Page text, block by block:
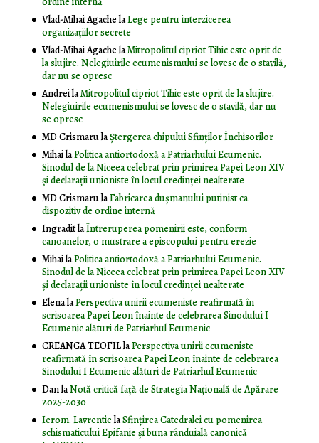
Vlad-Mihai AgachelaLege pentru interzicerea
organizaţiilor secrete
Vlad-Mihai AgachelaMitropolitul cipriot Tihic este oprit de
la slujire. Nelegiuirile ecumenismului se lovesc de o stavilă,
dar nu se opresc
AndreilaMitropolitul cipriot Tihic este oprit de la slujire.
Nelegiuirile ecumenismului se lovesc de o stavilă, dar nu
se opresc
MD CrismarulaŞtergerea chipului Sfinţilor Închisorilor
MihailaPolitica antiortodoxă a Patriarhului Ecumenic.
Sinodul de la Niceea celebrat prin primirea Papei Leon XIV
și declarații unioniste în locul credinței nealterate
MD CrismarulaFabricarea dușmanului putinist ca
dispozitiv de ordine internă
IngraditlaÎntreruperea pomenirii este, conform
canoanelor, o mustrare a episcopului pentru erezie
MihailaPolitica antiortodoxă a Patriarhului Ecumenic.
Sinodul de la Niceea celebrat prin primirea Papei Leon XIV
și declarații unioniste în locul credinței nealterate
ElenalaPerspectiva unirii ecumeniste reafirmată în
scrisoarea Papei Leon înainte de celebrarea Sinodului I
Ecumenic alături de Patriarhul Ecumenic
CREANGA TEOFILlaPerspectiva unirii ecumeniste
reafirmată în scrisoarea Papei Leon înainte de celebrarea
Sinodului I Ecumenic alături de Patriarhul Ecumenic
DanlaNotă critică faţă de Strategia Naţională de Apărare
2025-2030
Ierom. LavrentielaSfințirea Catedralei cu pomenirea
schismaticului Epifanie și buna rânduială canonică